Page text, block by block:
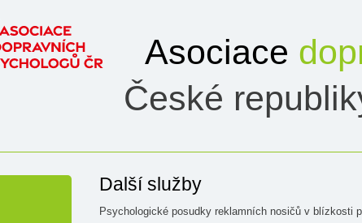
Asociace
České
Další služby
Psychologické posudky reklamních nosičů v blízkosti